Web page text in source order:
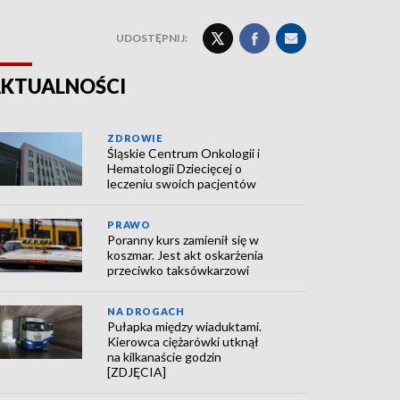
UDOSTĘPNIJ:
ZDROWIE
Śląskie Centrum Onkologii i
Hematologii Dziecięcej o
leczeniu swoich pacjentów
PRAWO
Poranny kurs zamienił się w
koszmar. Jest akt oskarżenia
przeciwko taksówkarzowi
NA DROGACH
Pułapka między wiaduktami.
Kierowca ciężarówki utknął
na kilkanaście godzin
[ZDJĘCIA]